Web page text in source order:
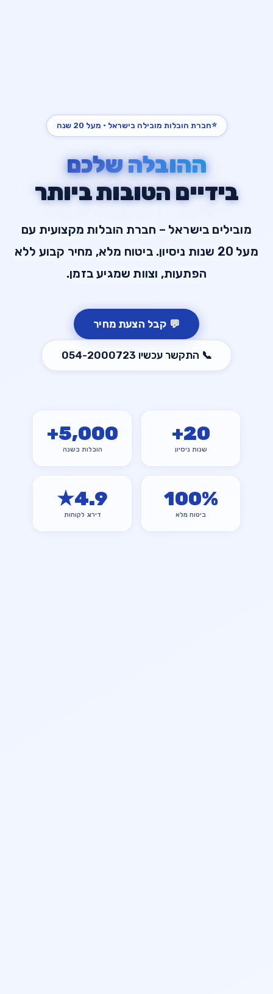
⭐חברת הובלות מובילה בישראל · מעל 20 שנה
ההובלה שלכם
בידיים הטובות ביותר
מובילים בישראל – חברת הובלות מקצועית עם
מעל 20 שנות ניסיון. ביטוח מלא, מחיר קבוע ללא
הפתעות, וצוות שמגיע בזמן.
💬 קבל הצעת מחיר
📞 התקשר עכשיו 054-2000723
20
+
שנות ניסיון
5,000
+
הובלות בשנה
100%
ביטוח מלא
4.9
★
דירוג לקוחות